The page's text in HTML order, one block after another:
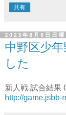
共有
2023年8月6日日曜
中野区少
した
新人戦 試合結果
http://game.jsbb-